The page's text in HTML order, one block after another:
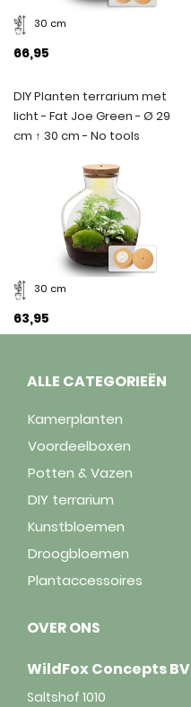
30 cm
66,95
DIY Planten terrarium met
licht - Fat Joe Green - Ø 29
cm ↑ 30 cm - No tools
30 cm
63,95
ALLE CATEGORIEËN
Kamerplanten
Voordeelboxen
Potten & Vazen
DIY terrarium
Kunstbloemen
Droogbloemen
Plantaccessoires
OVER ONS
WildFox Concepts BV
Saltshof 1010